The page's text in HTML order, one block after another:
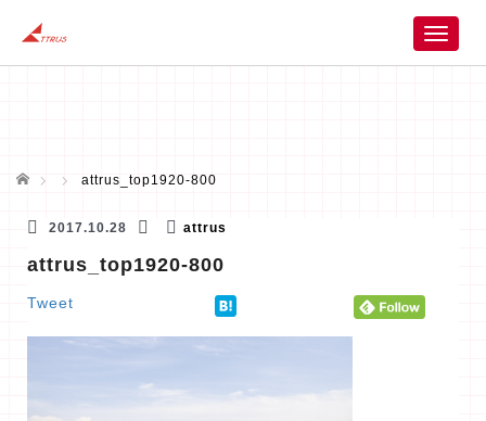
T
ホーム attrus_top1920-800
2017.10.28 attrus
attrus_top1920-800
Tweet